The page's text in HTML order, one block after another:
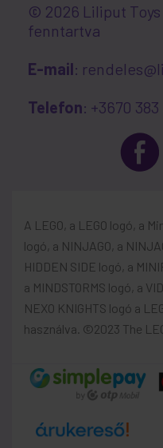
© 2026 Liliput
fenntartva
E-mail:
Telefon: +3670
A LEGO, a LEGO logó, a
logó, a NINJAGO, a
HIDDEN SIDE logó, a
a MINDSTORMS logó, a
NEXO KNIGHTS logó a
használva. ©2023 The